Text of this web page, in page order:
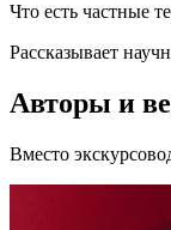
Что есть частные
Рассказывает
Авторы и
Вместо